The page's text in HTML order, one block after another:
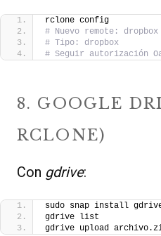
rclone config
# Nuevo remote: dropbox
# Tipo: dropbox
# Seguir autorización
8. GOOGLE
RCLONE)
Con gdrive:
sudo snap install
gdrive list
gdrive upload